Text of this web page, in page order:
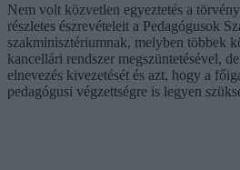
Nem volt közvetlen egyeztetés a
részletes észrevételeit a Pedagógusok
szakminisztériumnak, melyben többek
kancellári rendszer megszüntetésével,
elnevezés kivezetését és azt, hogy a
pedagógusi végzettségre is legyen